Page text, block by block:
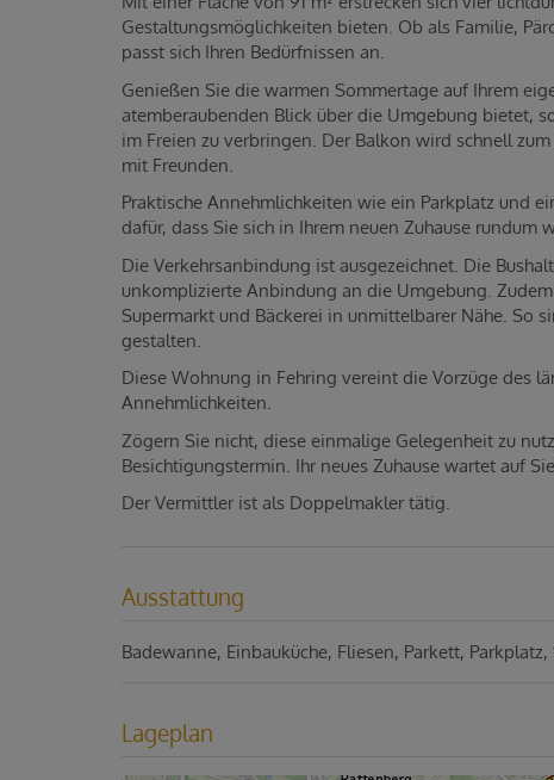
Gestaltungsmöglichkeiten bieten. Ob als Familie,
passt sich Ihren Bedürfnissen an.
Genießen Sie die warmen Sommertage auf Ihrem
atemberaubenden Blick über die Umgebung bietet,
im Freien zu verbringen. Der Balkon wird schnell
mit Freunden.
Praktische Annehmlichkeiten wie ein Parkplatz und
dafür, dass Sie sich in Ihrem neuen Zuhause rundum
Die Verkehrsanbindung ist ausgezeichnet. Die
unkomplizierte Anbindung an die Umgebung.
Supermarkt und Bäckerei in unmittelbarer Nähe. So
gestalten.
Diese Wohnung in Fehring vereint die Vorzüge des
Annehmlichkeiten.
Zögern Sie nicht, diese einmalige Gelegenheit zu
Besichtigungstermin. Ihr neues Zuhause wartet auf
Der Vermittler ist als Doppelmakler tätig.
Ausstattung
Badewanne Einbauküche Fliesen Parkett Parkplatz
Lageplan